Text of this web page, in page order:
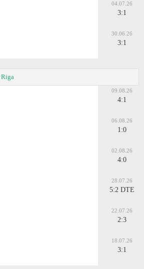
04.07.26
3:1
30.06.26
3:1
Riga
09.08.26
4:1
06.08.26
1:0
02.08.26
4:0
28.07.26
5:2 DTE
22.07.26
2:3
18.07.26
3:1